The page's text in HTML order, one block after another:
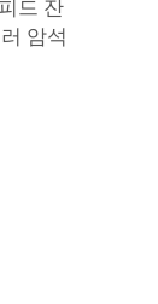
드 잔
암석